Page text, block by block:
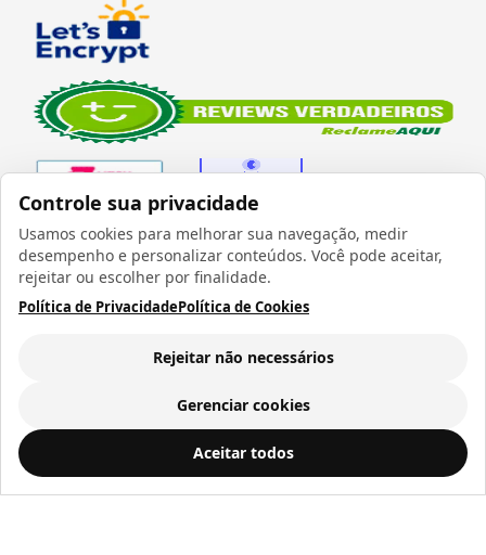
Controle sua privacidade
Usamos cookies para melhorar sua navegação, medir
desempenho e personalizar conteúdos. Você pode aceitar,
rejeitar ou escolher por finalidade.
Política de PrivacidadePolítica de Cookies
Rejeitar não necessários
Gerenciar cookies
Aceitar todos
Mouse Pad Gamer Monster de Borracha 40x89cm para Sublimação - Opala Brindes
R$ 33,24
Verificada por
COMÉRCIO LTDA EPP | CNPJ: 07.686.203/0001-22